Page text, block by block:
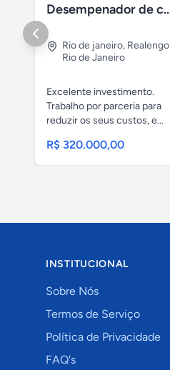
Desempenador de
Rio de janeiro, Realengo
Rio de Janeiro
Excelente investimento.
Trabalho por parceria para
reduzir os seus custos, e...
R$ 320.000,00
INSTITUCIONAL
Sobre Nós
Termos de Serviço
Política de Privacidade
FAQ's